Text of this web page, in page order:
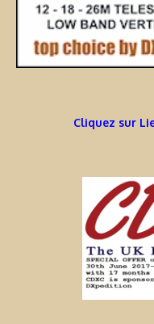
Cliquez sur